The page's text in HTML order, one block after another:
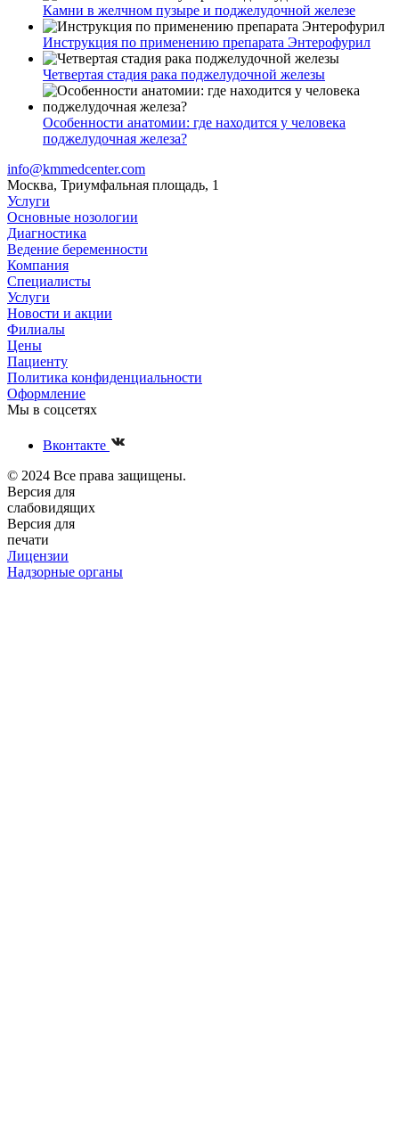
Камни в желчном пузыре и поджелудочной железе
Инструкция по применению препарата Энтерофурил
Четвертая стадия рака поджелудочной железы
Особенности анатомии: где находится у человека
поджелудочная железа?
info@kmmedcenter.com
Москва, Триумфальная площадь, 1
Услуги
Основные нозологии
Диагностика
Ведение беременности
Компания
Специалисты
Услуги
Новости и акции
Филиалы
Цены
Пациенту
Политика конфиденциальности
Оформление
Мы в соцсетях
Вконтакте
© 2024 Все права защищены.
Версия для
слабовидящих
Версия для
печати
Лицензии
Надзорные органы